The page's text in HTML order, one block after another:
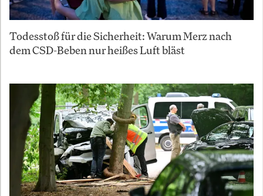
Todesstoß für die Sicherheit: Warum Merz nach
dem CSD-Beben nur heißes Luft bläst